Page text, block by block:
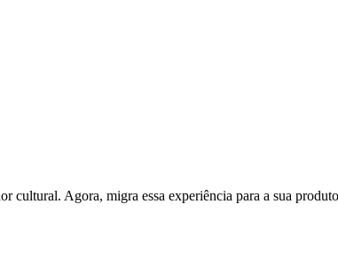
cultural. Agora, migra essa experiência para a sua